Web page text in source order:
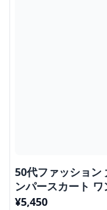
50代ファッション
ンパースカート
¥5,450